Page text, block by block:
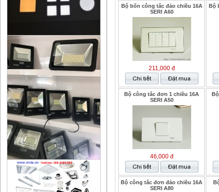
Bộ bốn công tắc đảo chiều 16A
SERI A60
211,000 đ
Bộ
Bộ công tắc đơn 1 chiều 16A
SERI A50
46,000 đ
Bộ công tắc đơn đảo chiều 16A
SERI A80